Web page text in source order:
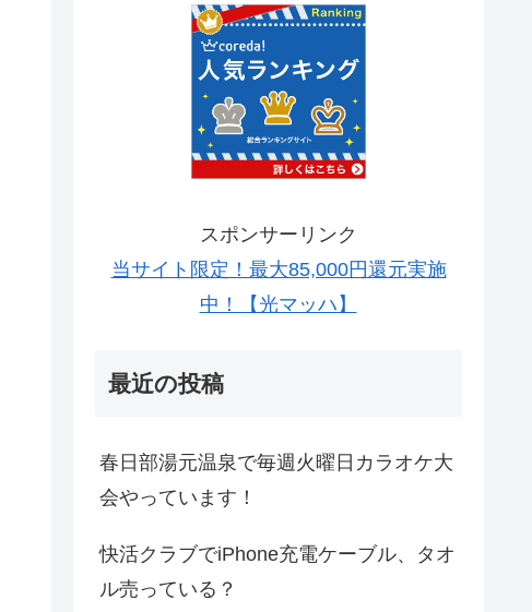
スポンサーリンク
当サイト限定！最大85,000円還元実施
中！【光マッハ】
最近の投稿
春日部湯元温泉で毎週火曜日カラオケ大
会やっています！
快活クラブでiPhone充電ケーブル、タオ
ル売っている？